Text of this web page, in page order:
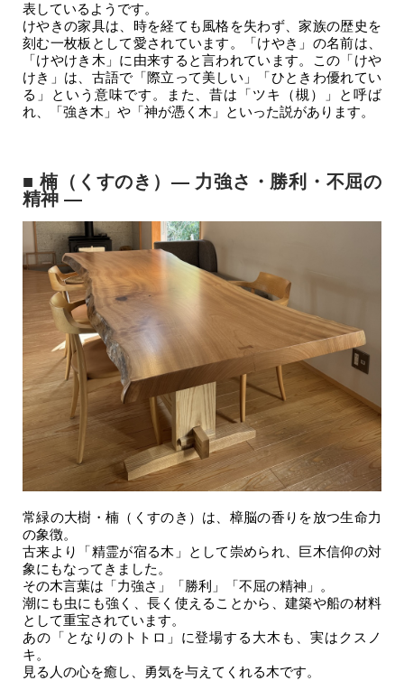
表しているようです。
けやきの家具は、時を経ても風格を失わず、家族の歴史を
刻む一枚板として愛されています。「けやき」の名前は、
「けやけき木」に由来すると言われています。この「けや
けき」は、古語で「際立って美しい」「ひときわ優れてい
る」という意味です。また、昔は「ツキ（槻）」と呼ば
れ、「強き木」や「神が憑く木」といった説があります。
■ 楠（くすのき）― 力強さ・勝利・不屈の
精神 ―
常緑の大樹・楠（くすのき）は、樟脳の香りを放つ生命力
の象徴。
古来より「精霊が宿る木」として崇められ、巨木信仰の対
象にもなってきました。
その木言葉は「力強さ」「勝利」「不屈の精神」。
潮にも虫にも強く、長く使えることから、建築や船の材料
として重宝されています。
あの「となりのトトロ」に登場する大木も、実はクスノ
キ。
見る人の心を癒し、勇気を与えてくれる木です。